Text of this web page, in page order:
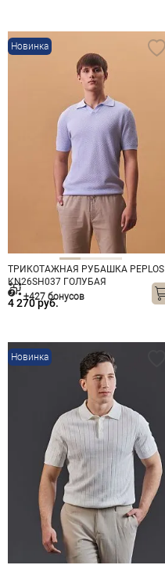
Новинка
ТРИКОТАЖНАЯ РУБАШКА PEPLOS
KN26SH037 ГОЛУБАЯ
4 270 руб.
+427 бонусов
Новинка